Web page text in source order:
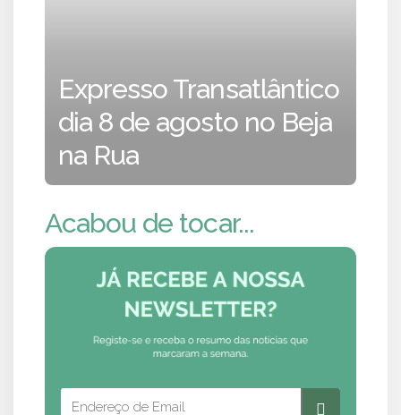
Expresso Transatlântico
dia 8 de agosto no Beja
na Rua
Acabou de tocar...